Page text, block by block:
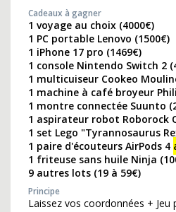
Cadeaux à gagner
1 voyage au choix (4000€)
1 PC portable Lenovo (1500€)
1 iPhone 17 pro (1469€)
1 console Nintendo Switch 2
1 multicuiseur Cookeo
1 machine à café broyeur
1 montre connectée Suunto
1 aspirateur robot Roborock
1 set Lego "Tyrannosaurus
1 paire d'écouteurs AirPods 4
1 friteuse sans huile Ninja
9 autres lots (19 à 59€)
Principe
Laissez vos coordonnées +